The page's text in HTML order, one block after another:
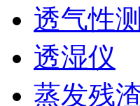
透气性
透湿仪
蒸发残